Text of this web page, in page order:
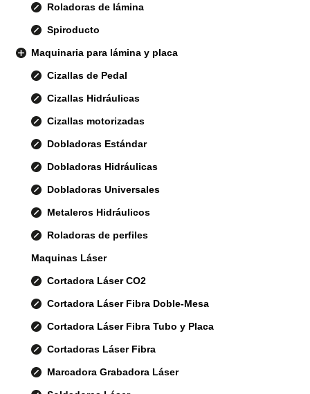
Roladoras de lámina
Spiroducto
Maquinaria para lámina y placa
Cizallas de Pedal
Cizallas Hidráulicas
Cizallas motorizadas
Dobladoras Estándar
Dobladoras Hidráulicas
Dobladoras Universales
Metaleros Hidráulicos
Roladoras de perfiles
Maquinas Láser
Cortadora Láser CO2
Cortadora Láser Fibra Doble-Mesa
Cortadora Láser Fibra Tubo y Placa
Cortadoras Láser Fibra
Marcadora Grabadora Láser